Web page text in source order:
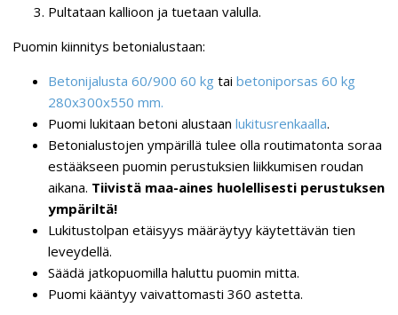
Pultataan kallioon ja tuetaan valulla.
Puomin kiinnitys betonialustaan:
Betonijalusta 60/900 60 kg taibetoniporsas 60 kg
280x300x550 mm.
Puomi lukitaan betoni alustaanlukitusrenkaalla.
Betonialustojen ympärillä tulee olla routimatonta soraa
estääkseen puomin perustuksien liikkumisen roudan
aikana. Tiivistä maa-aines huolellisesti perustuksen
ympäriltä!
Lukitustolpan etäisyys määräytyy käytettävän tien
leveydellä.
Säädä jatkopuomilla haluttu puomin mitta.
Puomi kääntyy vaivattomasti 360 astetta.